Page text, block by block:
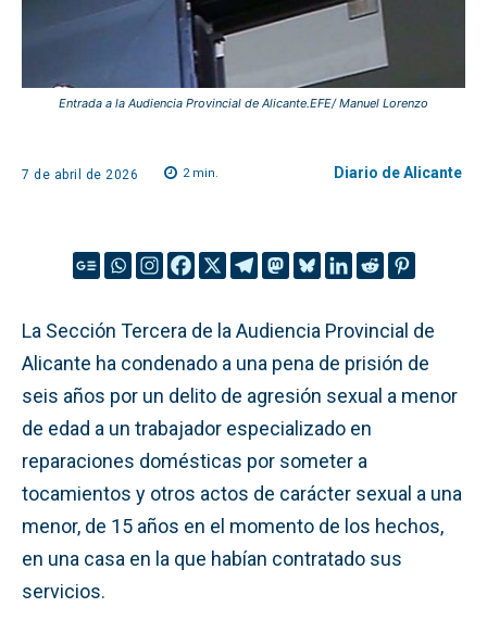
Entrada a la Audiencia Provincial de Alicante.EFE/ Manuel Lorenzo
7 de abril de 2026 2min. Diario de Alicante
La Sección Tercera de la Audiencia Provincial de
Alicante ha condenado a una pena de prisión de
seis años por un delito de agresión sexual a menor
de edad a un trabajador especializado en
reparaciones domésticas por someter a
tocamientos y otros actos de carácter sexual a una
menor, de 15 años en el momento de los hechos,
en una casa en la que habían contratado sus
servicios.